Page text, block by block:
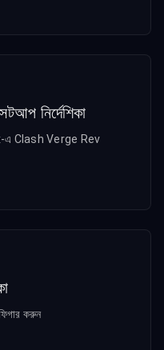
নির্দেশিকা
Clash Verge Rev
করুন